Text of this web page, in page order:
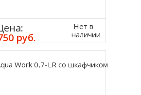
руб.
Нет в
наличии